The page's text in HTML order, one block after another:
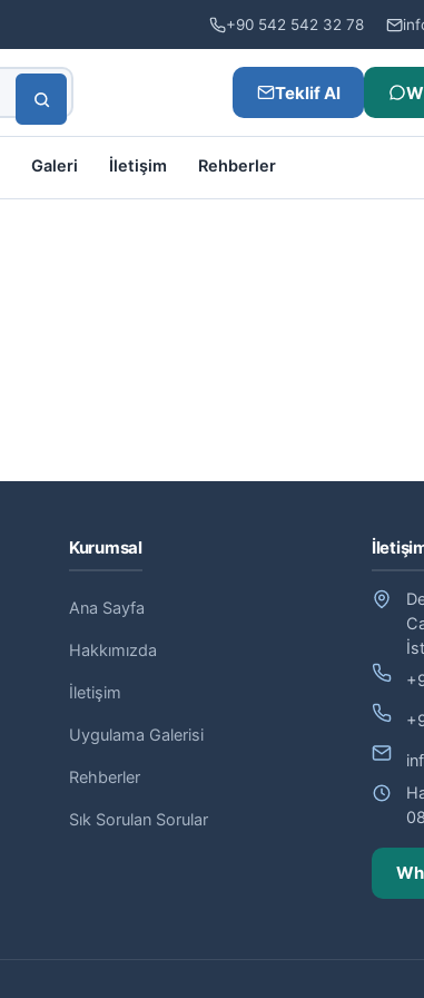
+90 542 542 32 78
Teklif Al
Galeri İletişim Rehberler
Kurumsal
Ana Sayfa
Hakkımızda
İletişim
Uygulama Galerisi
Rehberler
Sık Sorulan Sorular